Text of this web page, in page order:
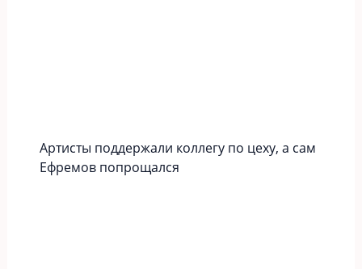
Артисты поддержали коллегу по цеху, а сам
Ефремов попрощался